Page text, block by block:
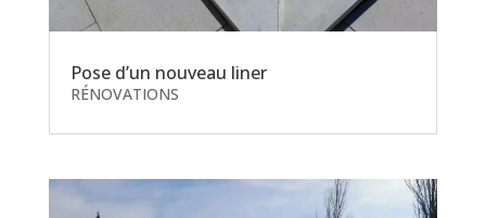
Pose d’un nouveau liner
RÉNOVATIONS